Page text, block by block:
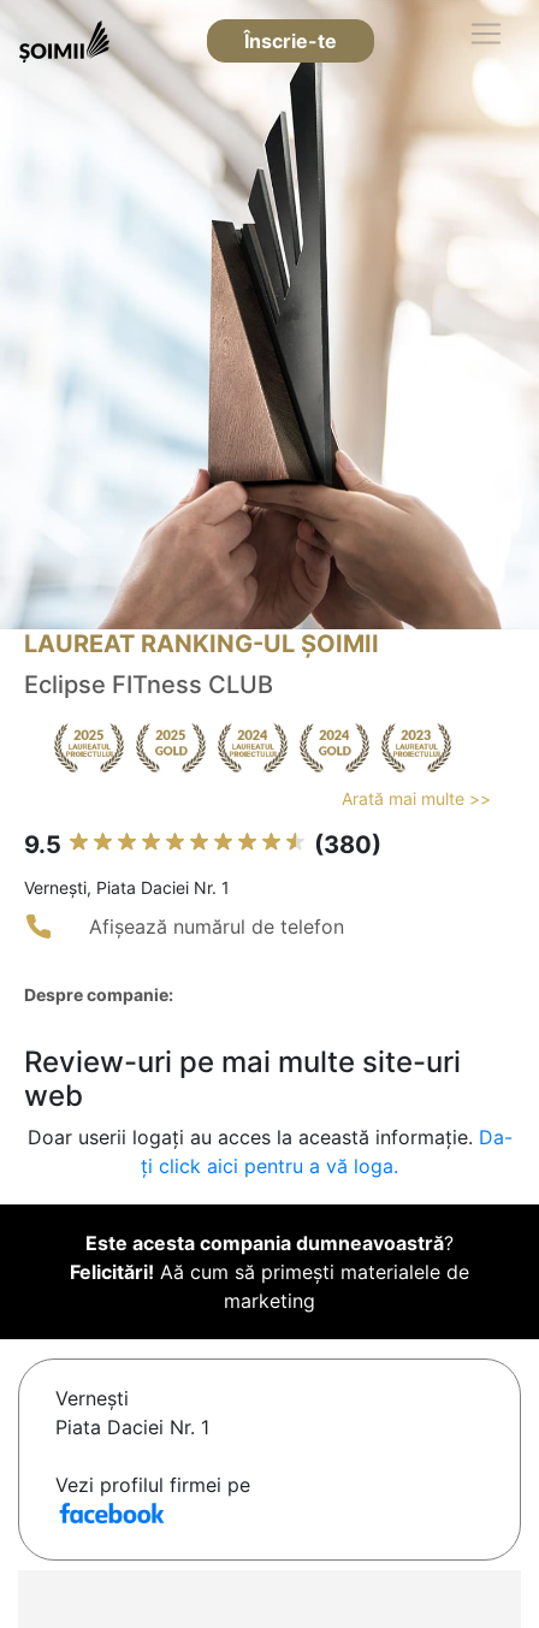
Înscrie-te
LAUREAT RANKING-UL ȘOIMII
Eclipse FITness CLUB
Arată mai multe >>
9.5 (380)
Verneşti, Piata Daciei Nr. 1
Afișează numărul de telefon
Despre companie:
Review-uri pe mai multe site-uri
web
Doar userii logați au acces la această informație. Da-
ți click aici pentru a vă loga.
Este acesta compania dumneavoastră?
Felicitări! Aă cum să primești materialele de
marketing
Verneşti
Piata Daciei Nr. 1
Vezi profilul firmei pe